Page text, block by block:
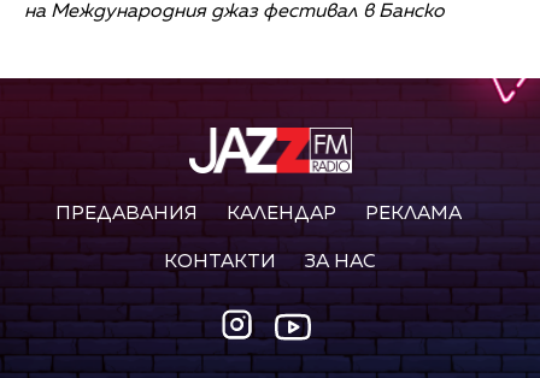
на Международния джаз фестивал в Банско
ПРЕДАВАНИЯ КАЛЕНДАР РЕКЛАМА
КОНТАКТИ ЗА НАС